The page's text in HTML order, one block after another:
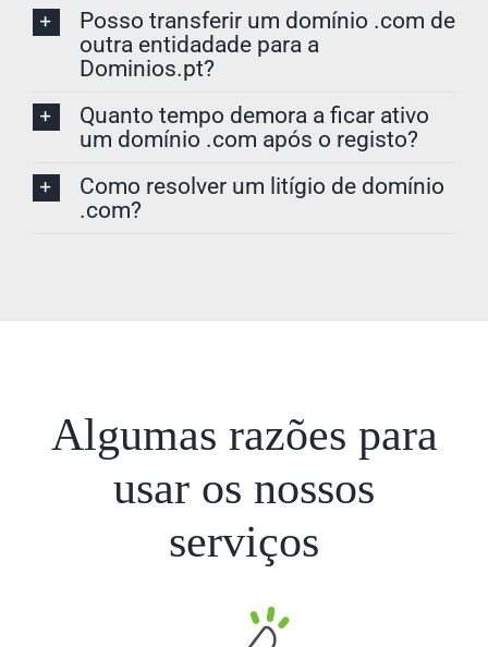
Posso transferir um domínio .com de
outra entidadade para a
Dominios.pt?
Quanto tempo demora a ficar ativo
um domínio .com após o registo?
Como resolver um litígio de domínio
.com?
Algumas razões para
usar os nossos
serviços